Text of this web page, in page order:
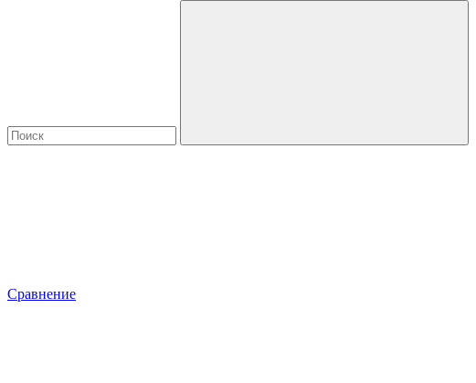
Сравнение